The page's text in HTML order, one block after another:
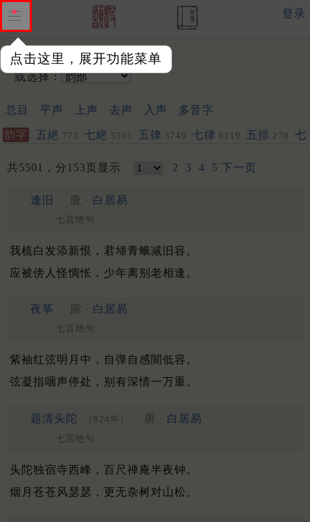
点击这里，展开功能菜单
登录
输入韵字：
或选择：
总目 平声 上声 去声 入声 多音字
韵字 五絶 772 七絶 5501 五律 3749 七律 6219 五排 270 七
共5501，分153页显示 2 3 4 5 下一页
逢旧 唐 · 白居易
七言绝句
我梳白发添新恨，君埽青蛾减旧容。
应被傍人怪惆怅，少年离别老相逢。
夜筝 唐 · 白居易
七言绝句
紫袖红弦明月中，自弹自感闇低容。
弦凝指咽声停处，别有深情一万重。
题清头陀 （824年） 唐 · 白居易
七言绝句
头陀独宿寺西峰，百尺禅庵半夜钟。
烟月苍苍风瑟瑟，更无杂树对山松。